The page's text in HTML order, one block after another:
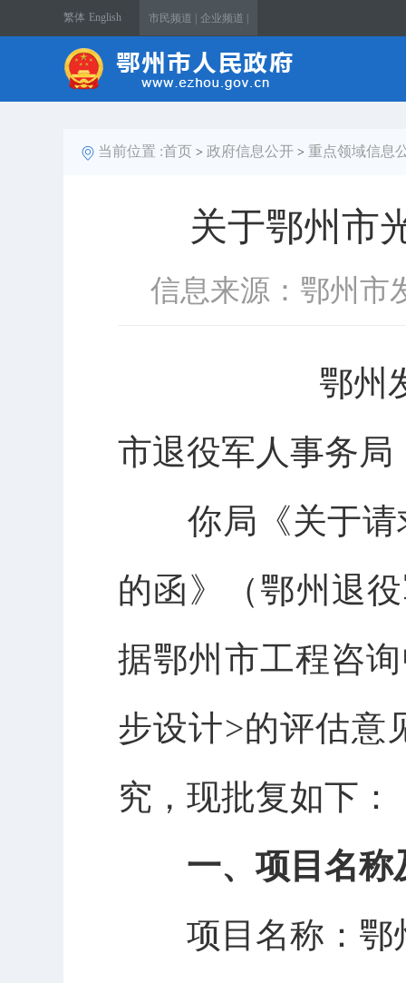
繁体 English 市民频道 | 企业频道 |
当前位置 :首页 > 政府信息公开 > 重点领域信息
关于鄂州市
信息来源：鄂州市
鄂州
市退役军人事务局
你局《关于
的函》（鄂州退
据鄂州市工程咨
步设计>的评估意
究，现批复如下：
一、 项目名称
项目名称：鄂